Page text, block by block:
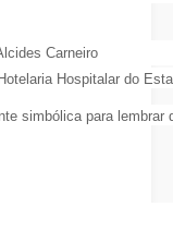
Carneiro
Hospitalar do
simbólica para